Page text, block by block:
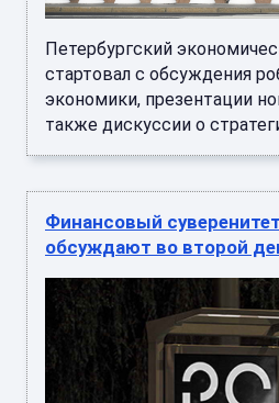
Петербургский
стартовал с обсуждения
экономики, презентации
также дискуссии о
Финансовый
обсуждают во второй